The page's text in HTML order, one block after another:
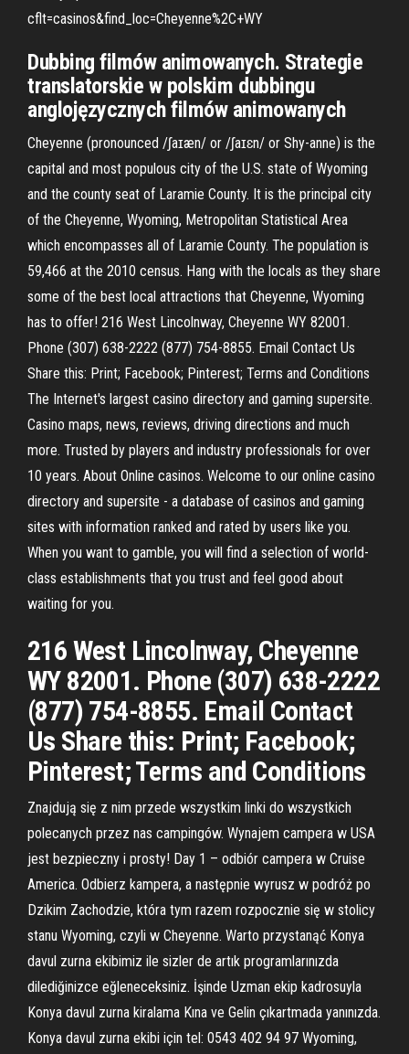
cflt=casinos&find_loc=Cheyenne%2C+WY
Dubbing filmów animowanych. Strategie
translatorskie w polskim dubbingu
anglojęzycznych filmów animowanych
Cheyenne (pronounced /ʃaɪæn/ or /ʃaɪɛn/ or Shy-anne) is the
capital and most populous city of the U.S. state of Wyoming
and the county seat of Laramie County. It is the principal city
of the Cheyenne, Wyoming, Metropolitan Statistical Area
which encompasses all of Laramie County. The population is
59,466 at the 2010 census. Hang with the locals as they share
some of the best local attractions that Cheyenne, Wyoming
has to offer! 216 West Lincolnway, Cheyenne WY 82001.
Phone (307) 638-2222 (877) 754-8855. Email Contact Us
Share this: Print; Facebook; Pinterest; Terms and Conditions
The Internet's largest casino directory and gaming supersite.
Casino maps, news, reviews, driving directions and much
more. Trusted by players and industry professionals for over
10 years. About Online casinos. Welcome to our online casino
directory and supersite - a database of casinos and gaming
sites with information ranked and rated by users like you.
When you want to gamble, you will find a selection of world-
class establishments that you trust and feel good about
waiting for you.
216 West Lincolnway, Cheyenne
WY 82001. Phone (307) 638-2222
(877) 754-8855. Email Contact
Us Share this: Print; Facebook;
Pinterest; Terms and Conditions
Znajdują się z nim przede wszystkim linki do wszystkich
polecanych przez nas campingów. Wynajem campera w USA
jest bezpieczny i prosty! Day 1 – odbiór campera w Cruise
America. Odbierz kampera, a następnie wyrusz w podróż po
Dzikim Zachodzie, która tym razem rozpocznie się w stolicy
stanu Wyoming, czyli w Cheyenne. Warto przystanąć Konya
davul zurna ekibimiz ile sizler de artık programlarınızda
dilediğinizce eğleneceksiniz. İşinde Uzman ekip kadrosuyla
Konya davul zurna kiralama Kına ve Gelin çıkartmada yanınızda.
Konya davul zurna ekibi için tel: 0543 402 94 97 Wyoming,